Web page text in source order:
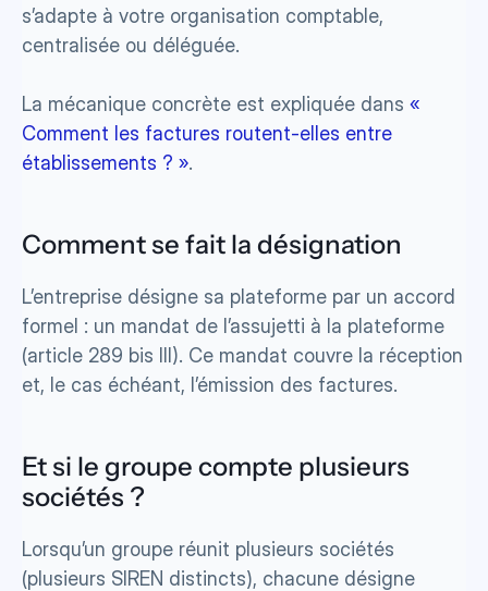
s’adapte à votre organisation comptable,
centralisée ou déléguée.
La mécanique concrète est expliquée dans «
Comment les factures routent-elles entre
établissements ? ».
Comment se fait la désignation
L’entreprise désigne sa plateforme par un accord
formel : un mandat de l’assujetti à la plateforme
(article 289 bis III). Ce mandat couvre la réception
et, le cas échéant, l’émission des factures.
Et si le groupe compte plusieurs
sociétés ?
Lorsqu’un groupe réunit plusieurs sociétés
(plusieurs SIREN distincts), chacune désigne